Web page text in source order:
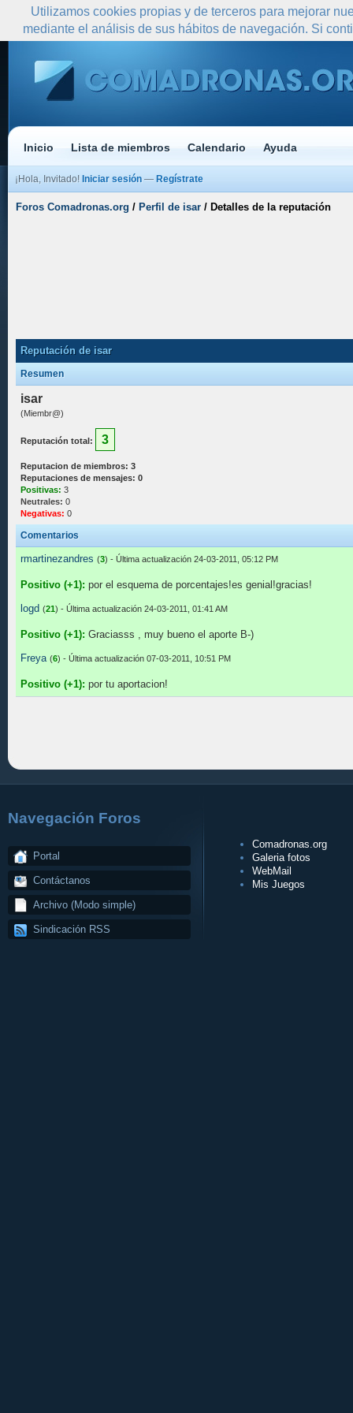
Inicio Lista de miembros Calendario Ayuda
¡Hola, Invitado! Iniciar sesión — Regístrate
Foros Comadronas.org / Perfil de isar / Detalles de la reputación
Reputación de isar
Resumen
isar
(Miembr@)
Reputación total: 3
Reputacion de miembros: 3
Reputaciones de mensajes: 0
Positivas: 3
Neutrales: 0
Negativas: 0
Comentarios
rmartinezandres (3) - Última actualización 24-03-2011, 05:12 PM
Positivo (+1): por el esquema de porcentajes!es genial!gracias!
logd (21) - Última actualización 24-03-2011, 01:41 AM
Positivo (+1): Graciasss , muy bueno el aporte B-)
Freya (6) - Última actualización 07-03-2011, 10:51 PM
Positivo (+1): por tu aportacion!
Navegación Foros
Portal
Contáctanos
Archivo (Modo simple)
Sindicación RSS
Comadronas.org
Galeria fotos
WebMail
Mis Juegos
Utilizamos cookies propias y de terceros para mejorar
mediante el análisis de sus hábitos de navegación. Si